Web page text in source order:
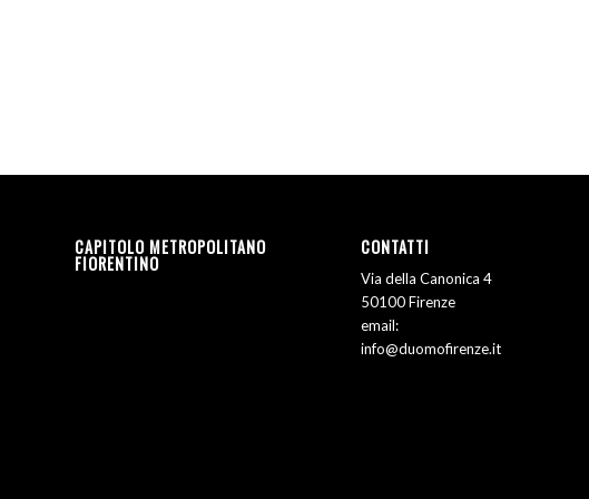
CAPITOLO METROPOLITANO
FIORENTINO
CONTATTI
Via della Canonica 4
50100 Firenze
email:
info@duomofirenze.it